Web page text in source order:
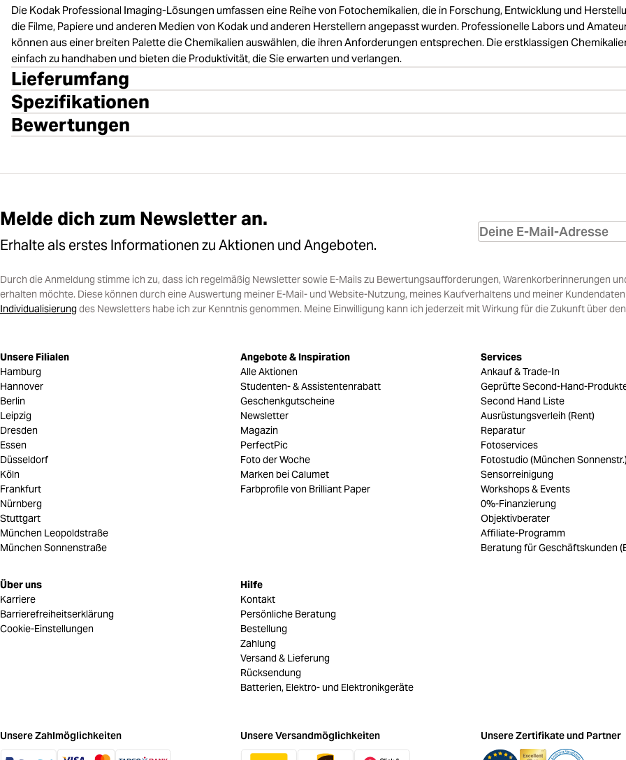
Die Kodak Professional Imaging-Lösungen umfassen eine Reihe von Fotochemikalien, die in Forschung, Entwicklung und
die Filme, Papiere und anderen Medien von Kodak und anderen Herstellern angepasst wurden. Professionelle Labors und
können aus einer breiten Palette die Chemikalien auswählen, die ihren Anforderungen entsprechen. Die erstklassigen
einfach zu handhaben und bieten die Produktivität, die Sie erwarten und verlangen.
Lieferumfang
Spezifikationen
Bewertungen
Melde dich zum Newsletter an.
Erhalte als erstes Informationen zu Aktionen und Angeboten.
Durch die Anmeldung stimme ich zu, dass ich regelmäßig Newsletter sowie E-Mails zu Bewertungsaufforderungen, Warenkorberinnerungen
erhalten möchte. Diese können durch eine Auswertung meiner E-Mail- und Website-Nutzung, meines Kaufverhaltens und meiner
Individualisierungdes Newsletters habe ich zur Kenntnis genommen. Meine Einwilligung kann ich jederzeit mit Wirkung für die Zukunft über
Unsere Filialen
Hamburg
Hannover
Berlin
Leipzig
Dresden
Essen
Düsseldorf
Köln
Frankfurt
Nürnberg
Stuttgart
München Leopoldstraße
München Sonnenstraße
Über uns
Karriere
Barrierefreiheitserklärung
Cookie-Einstellungen
Angebote & Inspiration
Alle Aktionen
Studenten- & Assistentenrabatt
Geschenkgutscheine
Newsletter
Magazin
PerfectPic
Foto der Woche
Marken bei Calumet
Farbprofile von Brilliant Paper
Hilfe
Kontakt
Persönliche Beratung
Bestellung
Zahlung
Versand & Lieferung
Rücksendung
Batterien, Elektro- und Elektronikgeräte
Services
Ankauf & Trade-In
Geprüfte Second-Hand-
Second Hand Liste
Ausrüstungsverleih (Rent)
Reparatur
Fotoservices
Fotostudio (München
Sensorreinigung
Workshops & Events
0%-Finanzierung
Objektivberater
Affiliate-Programm
Beratung für Geschäftskunden
Unsere Zahlmöglichkeiten Unsere Versandmöglichkeiten Unsere Zertifikate und Partner